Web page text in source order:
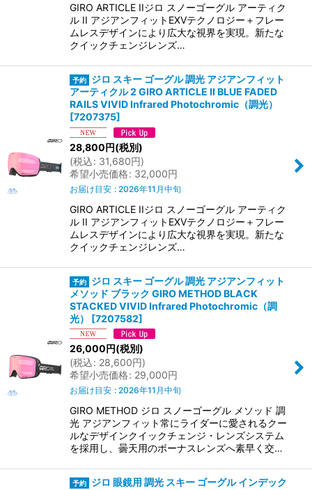
GIRO ARTICLE IIジロ スノーゴーグル アーティク
ル II アジアンフィットEXVテクノロジー＋フレー
ムレスデザインにより広大な視界を実現。新たな
クイックチェンジレンズ…
ジロ スキー ゴーグル 調光 アジアンフィット
アーティクル 2 GIRO ARTICLE II BLUE FADED
RAILS VIVID Infrared Photochromic（調光）
[7207375]
28,800円(税別)
(税込: 31,680円)
希望小売価格: 32,000円
お届け目安 : 2026年11月中旬
GIRO ARTICLE IIジロ スノーゴーグル アーティク
ル II アジアンフィットEXVテクノロジー＋フレー
ムレスデザインにより広大な視界を実現。新たな
クイックチェンジレンズ…
ジロ スキー ゴーグル 調光 アジアンフィット
メソッド ブラック GIRO METHOD BLACK
STACKED VIVID Infrared Photochromic（調
光）
[7207582]
26,000円(税別)
(税込: 28,600円)
希望小売価格: 29,000円
お届け目安 : 2026年11月中旬
GIRO METHOD ジロ スノーゴーグル メソッド 調
光 アジアンフィット常にライダーに愛されるクー
ルなデザインクイックチェンジ・レンズシステム
を採用し、曇天用のボーナスレンズへ素早く交…
ジロ 眼鏡用 調光 スキー ゴーグル インデック